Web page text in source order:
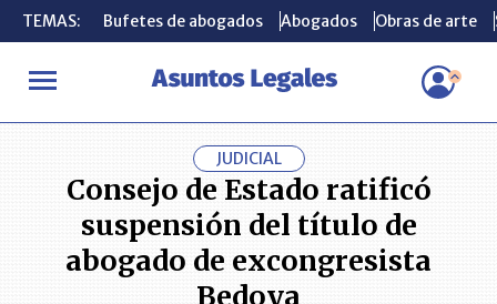
TEMAS: Bufetes de abogados Abogados Obras de arte
INICIO ACTUALIDAD Consejo de Estado ratificó suspensión
TEMAS: Bufetes de abogados Abogados Obras de arte
JUDICIAL
Consejo de Estado ratificó
suspensión del título de
abogado de excongresista
Bedoya